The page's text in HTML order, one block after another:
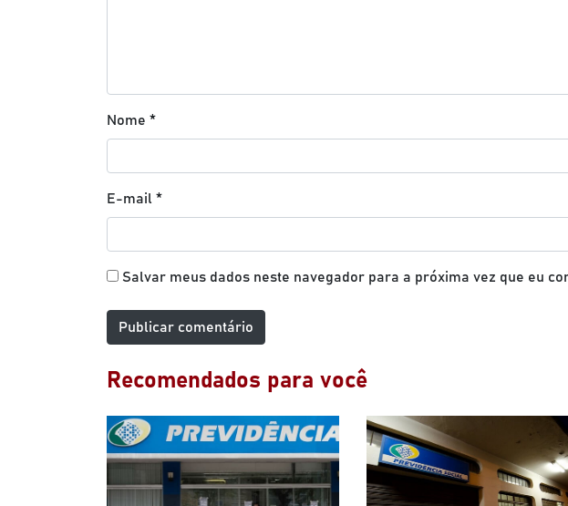
Nome *
E-mail *
Salvar meus dados neste navegador para a próxima vez que eu
Recomendados para você